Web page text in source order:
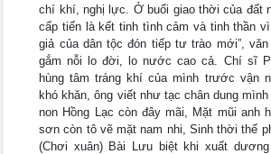
chí khí, nghị lực. Ở buổi giao thời của đất
cấp tiến là kết tinh tình cảm và tinh thần
giả của dân tộc đón tiếp tư trào mới”,
gắm nỗi lo đời, lo nước cao cả. Chí sĩ
hùng tâm tráng khí của mình trước vận
khó khăn, ông viết như tạc chân dung
non Hồng Lạc còn đây mãi, Mặt mũi anh
sơn còn tô vẽ mặt nam nhi, Sinh thời thế
(Chơi xuân) Bài Lưu biệt khi xuất